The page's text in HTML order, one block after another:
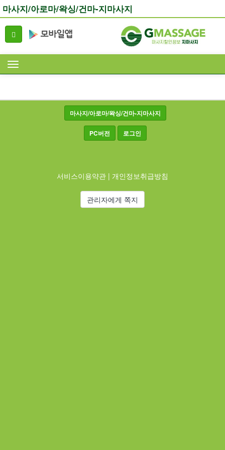
마사지/아로마/왁싱/건마-지마사지
마사지/아로마/왁싱/건마-지마사지
PC버전 로그인
서비스이용약관 | 개인정보취급방침
관리자에게 쪽지